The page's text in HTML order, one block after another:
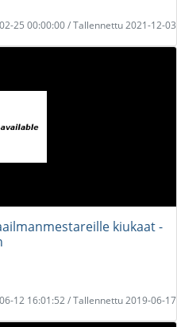
25 00:00:00 / Tallennettu 2021-12-03
kiukaat -
12 16:01:52 / Tallennettu 2019-06-17